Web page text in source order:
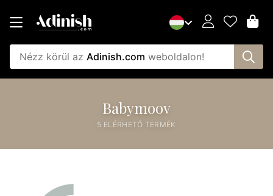
Nézz körül az Adinish.com weboldalon!
Babymoov
5 ELÉRHETŐ TERMÉK